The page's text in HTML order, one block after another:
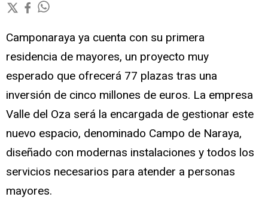
Camponaraya ya cuenta con su primera
residencia de mayores, un proyecto muy
esperado que ofrecerá 77 plazas tras una
inversión de cinco millones de euros. La empresa
Valle del Oza será la encargada de gestionar este
nuevo espacio, denominado Campo de Naraya,
diseñado con modernas instalaciones y todos los
servicios necesarios para atender a personas
mayores.